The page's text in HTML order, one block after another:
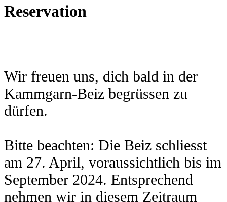
Reservation
Wir freuen uns, dich bald in der
Kammgarn-Beiz begrüssen zu
dürfen.
Bitte beachten: Die Beiz schliesst
am 27. April, voraussichtlich bis im
September 2024. Entsprechend
nehmen wir in diesem Zeitraum